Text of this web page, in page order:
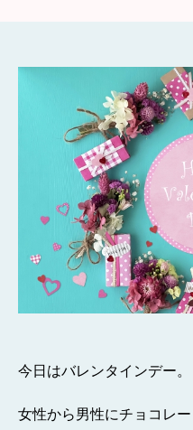
ン
デ
ー
へ
の
今日はバレンタインデー。
女性から男性にチョコレ